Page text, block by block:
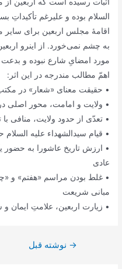
السلام بوده و علیرغم تأکیداتِ
اقامۀ مجلس اربعین براى ساير
به چشم نمى‌‏خورد. از اینرو
مورد امضایِ شارع نبوده و
اهمّ مطالب مندرجه در این اثر:
• حقیقت معنای «شعار» در
• ولایت و امامت، محور اصلی
• تعدّی از حدود ولایت، منافی
• قیام سیدالشهداء علیه
• ارزش تاریخ عاشورا به
عادی
• غلط بودن مراسم «هفتم» و
مبانی شریعت
• زیارت اربعین، علامتِ ایمان
راهبری
→ نوشته قبل